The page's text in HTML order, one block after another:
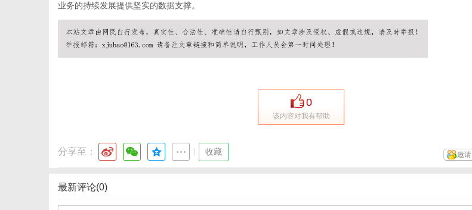
业务的持续发展提供坚实的数据支撑。
0
该内容对我有帮助
分享至： 收藏 邀请
最新评论(0)